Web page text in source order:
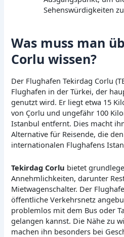
Sehenswürdigkeiten
Was muss man
Corlu wissen?
Der Flughafen Tekirdag Corlu
Flughafen in der Türkei, der
genutzt wird. Er liegt etwa 15
von Çorlu und ungefähr 100
Istanbul entfernt. Dies macht
Alternative für Reisende, die
internationalen Flughafens
Tekirdag Corlu bietet
Annehmlichkeiten, darunter
Mietwagenschalter. Der
öffentliche Verkehrsnetz
problemlos mit dem Bus oder
gelangen kannst. Die Nähe zu
machen ihn besonders bei